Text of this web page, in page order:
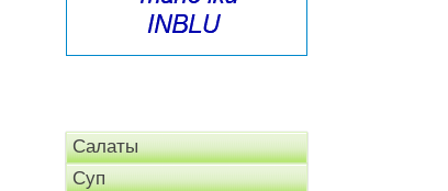
Салаты
Суп